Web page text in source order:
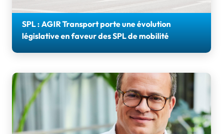
SPL : AGIR Transport porte une évolution
législative en faveur des SPL de mobilité
AGIR Transport mène une action de lobbying pour